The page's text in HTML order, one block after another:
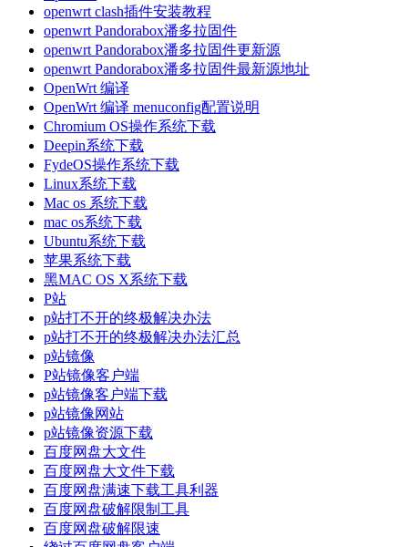
openwrt clash插件安装教程
openwrt Pandorabox潘多拉固件
openwrt Pandorabox潘多拉固件更新源
openwrt Pandorabox潘多拉固件最新源地址
OpenWrt 编译
OpenWrt 编译 menuconfig配置说明
Chromium OS操作系统下载
Deepin系统下载
FydeOS操作系统下载
Linux系统下载
Mac os 系统下载
mac os系统下载
Ubuntu系统下载
苹果系统下载
黑MAC OS X系统下载
P站
p站打不开的终极解决办法
p站打不开的终极解决办法汇总
p站镜像
P站镜像客户端
p站镜像客户端下载
p站镜像网站
p站镜像资源下载
百度网盘大文件
百度网盘大文件下载
百度网盘满速下载工具利器
百度网盘破解限制工具
百度网盘破解限速